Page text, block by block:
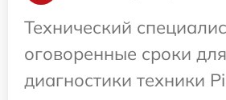
Технический
оговоренные сроки для
диагностики техники